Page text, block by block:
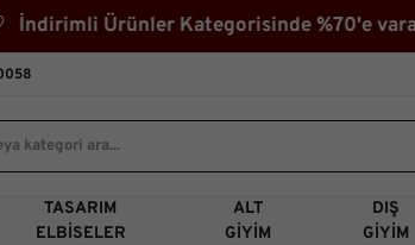
Ürünler Kategorisinde %70'e
TASARIM
ELBISELER
ALT
GIYIM
DIŞ
GIYIM